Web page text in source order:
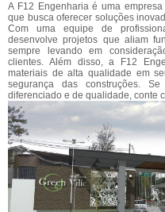
A F12 Engenharia é uma
que busca oferecer soluções
Com uma equipe de
desenvolve projetos que aliam
sempre levando em
clientes. Além disso, a F12
materiais de alta qualidade em
segurança das construções.
diferenciado e de qualidade, conte